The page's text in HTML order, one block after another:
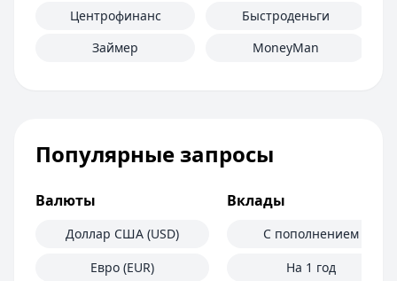
Центрофинанс
Займер
Быстроденьги
MoneyMan
Популярные запросы
Валюты
Доллар США (USD)
Евро (EUR)
Вклады
С пополнением
На 1 год